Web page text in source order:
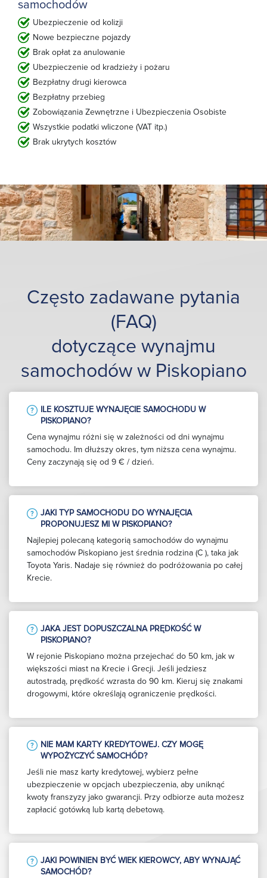
samochodów
Ubezpieczenie od kolizji
Nowe bezpieczne pojazdy
Brak opłat za anulowanie
Ubezpieczenie od kradzieży i pożaru
Bezpłatny drugi kierowca
Bezpłatny przebieg
Zobowiązania Zewnętrzne i Ubezpieczenia Osobiste
Wszystkie podatki wliczone (VAT itp.)
Brak ukrytych kosztów
Często zadawane pytania
(FAQ)
dotyczące wynajmu
samochodów w Piskopiano
ILE KOSZTUJE WYNAJĘCIE SAMOCHODU W
PISKOPIANO?
Cena wynajmu różni się w zależności od dni wynajmu
samochodu. Im dłuższy okres, tym niższa cena wynajmu.
Ceny zaczynają się od 9 € / dzień.
JAKI TYP SAMOCHODU DO WYNAJĘCIA
PROPONUJESZ MI W PISKOPIANO?
Najlepiej polecaną kategorią samochodów do wynajmu
samochodów Piskopiano jest średnia rodzina (C ), taka jak
Toyota Yaris. Nadaje się również do podróżowania po całej
Krecie.
JAKA JEST DOPUSZCZALNA PRĘDKOŚĆ W
PISKOPIANO?
W rejonie Piskopiano można przejechać do 50 km, jak w
większości miast na Krecie i Grecji. Jeśli jedziesz
autostradą, prędkość wzrasta do 90 km. Kieruj się znakami
drogowymi, które określają ograniczenie prędkości.
NIE MAM KARTY KREDYTOWEJ. CZY MOGĘ
WYPOŻYCZYĆ SAMOCHÓD?
Jeśli nie masz karty kredytowej, wybierz pełne
ubezpieczenie w opcjach ubezpieczenia, aby uniknąć
kwoty franszyzy jako gwarancji. Przy odbiorze auta możesz
zapłacić gotówką lub kartą debetową.
JAKI POWINIEN BYĆ WIEK KIEROWCY, ABY WYNAJĄĆ
SAMOCHÓD?